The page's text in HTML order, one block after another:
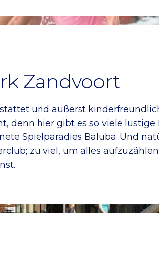
Zandvoort
und äußerst
denn hier gibt es so viele
Spielparadies Baluba. Und
zu viel, um alles